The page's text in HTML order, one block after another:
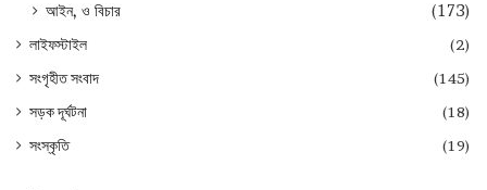
আইন, ও বিচার (173)
লাইফস্টাইল
(2)
সংগৃহীত সংবাদ
(145)
সড়ক দূর্ঘটনা
(18)
সংস্কৃতি
(19)